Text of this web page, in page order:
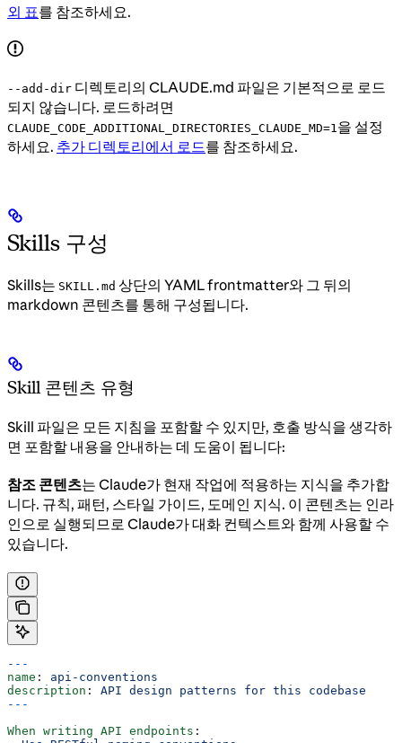
외 표를 참조하세요.
--add-dir 디렉토리의 CLAUDE.md 파일은 기본적으로 로드
되지 않습니다. 로드하려면
CLAUDE_CODE_ADDITIONAL_DIRECTORIES_CLAUDE_MD=1을 설정
하세요. 추가 디렉토리에서 로드를 참조하세요.
Skills 구성
Skills는 SKILL.md 상단의 YAML frontmatter와 그 뒤의
markdown 콘텐츠를 통해 구성됩니다.
Skill 콘텐츠 유형
Skill 파일은 모든 지침을 포함할 수 있지만, 호출 방식을 생각하
면 포함할 내용을 안내하는 데 도움이 됩니다:
참조 콘텐츠는 Claude가 현재 작업에 적용하는 지식을 추가합
니다. 규칙, 패턴, 스타일 가이드, 도메인 지식. 이 콘텐츠는 인라
인으로 실행되므로 Claude가 대화 컨텍스트와 함께 사용할 수
있습니다.
---
name : api-conventions
description : API design patterns for this codebase
---
When writing API endpoints :